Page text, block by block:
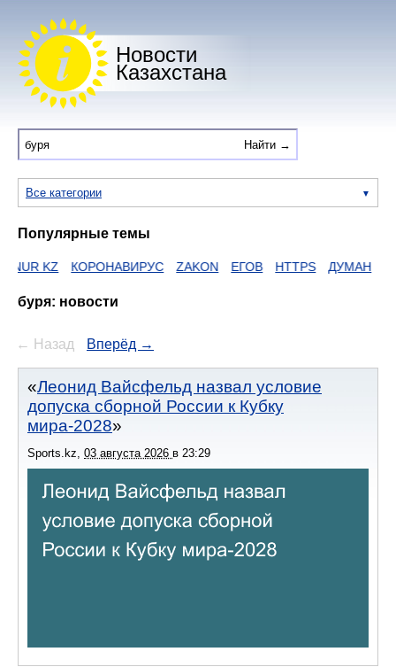
Новости
Казахстана
Все категории
Популярные темы
КОРОНАВИРУС ZAKON ЕГОВ HTTPS ДУМАН
буря: новости
← Назад Вперёд →
Леонид Вайсфельд назвал условие
допуска сборной России к Кубку
мира-2028
Sports.kz, 03 августа 2026 в 23:29